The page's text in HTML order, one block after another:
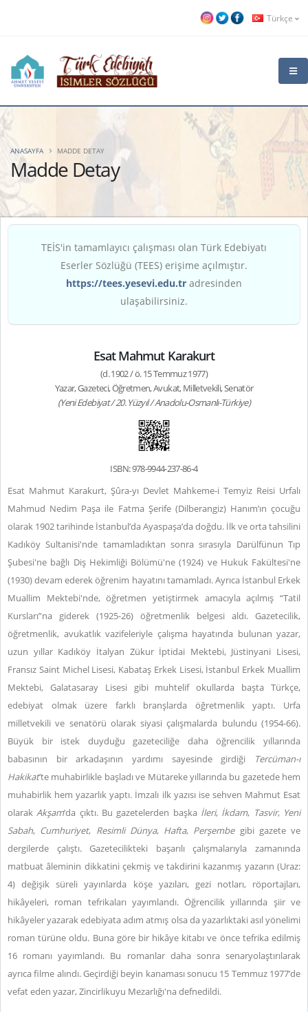
Türkçe
Madde Detay
ANASAYFA MADDE DETAY
TEİS'in tamamlayıcı çalışması olan Türk Edebiyatı
Eserler Sözlüğü (TEES) erişime açılmıştır.
https://tees.yesevi.edu.tr adresinden
ulaşabilirsiniz.
Esat Mahmut Karakurt
(d. 1902 / ö. 15 Temmuz 1977)
Yazar, Gazeteci, Öğretmen, Avukat, Milletvekili, Senatör
(Yeni Edebiyat / 20. Yüzyıl / Anadolu-Osmanlı-Türkiye)
ISBN: 978-9944-237-86-4
Esat Mahmut Karakurt, Şûra-yı Devlet Mahkeme-i Temyiz Reisi Urfalı
Mahmud Nedim Paşa ile Fatma Şerife (Dilberangiz) Hanım’ın çocuğu
olarak 1902 tarihinde İstanbul’da Ayaspaşa’da doğdu. İlk ve orta tahsilini
Kadıköy Sultanisi'nde tamamladıktan sonra sırasıyla Darülfünun Tıp
Şubesi'ne bağlı Diş Hekimliği Bölümü'ne (1924) ve Hukuk Fakültesi'ne
(1930) devam ederek öğrenim hayatını tamamladı. Ayrıca İstanbul Erkek
Muallim Mektebi'nde, öğretmen yetiştirmek amacıyla açılmış “Tatil
Kursları”na giderek (1925-26) öğretmenlik belgesi aldı. Gazetecilik,
öğretmenlik, avukatlık vazifeleriyle çalışma hayatında bulunan yazar,
uzun yıllar Kadıköy İtalyan Zükur İptidai Mektebi, Jüstinyani Lisesi,
Fransız Saint Michel Lisesi, Kabataş Erkek Lisesi, İstanbul Erkek Muallim
Mektebi, Galatasaray Lisesi gibi muhtelif okullarda başta Türkçe,
edebiyat olmak üzere farklı branşlarda öğretmenlik yaptı. Urfa
milletvekili ve senatörü olarak siyasi çalışmalarda bulundu (1954-66).
Büyük bir istek duyduğu gazeteciliğe daha öğrencilik yıllarında
babasının bir arkadaşının yardımı sayesinde girdiği
Tercüman-ı
Hakikat’te muhabirlikle başladı ve Mütareke yıllarında bu gazetede hem
muhabirlik hem yazarlık yaptı. İmzalı ilk yazısı ise sehven Mahmut Esat
olarakAkşam’da çıktı. Bu gazetelerden başka İleri, İkdam, Tasvir, Yeni
Sabah, Cumhuriyet, Resimli Dünya, Hafta, Perşembegibi gazete ve
dergilerde çalıştı. Gazetecilikteki başarılı çalışmalarıyla zamanında
matbuat âleminin dikkatini çekmiş ve takdirini kazanmış yazarın (Uraz:
4) değişik süreli yayınlarda köşe yazıları, gezi notları, röportajları,
hikâyeleri, roman tefrikaları yayımlandı. Öğrencilik yıllarında şiir ve
hikâyeler yazarak edebiyata adım atmış olsa da yazarlıktaki asıl yönelimi
roman türüne oldu. Buna göre bir hikâye kitabı ve önce tefrika edilmiş
16 romanı yayımlandı. Bu romanlar daha sonra senaryolaştırılarak
ayrıca filme alındı. Geçirdiği beyin kanaması sonucu 15 Temmuz 1977’de
vefat eden yazar, Zincirlikuyu Mezarlığı'na defnedildi.